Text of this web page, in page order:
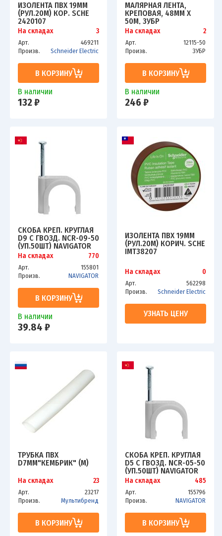
ИЗОЛЕНТА ПВХ 19ММ
(РУЛ.20М) КОР. SCHE
2420107
На складах 3
Арт.
469211
Произв.
Schneider Electric
В КОРЗИНУ
В наличии
132 ₽
МАЛЯРНАЯ ЛЕНТА,
КРЕПОВАЯ, 48ММ Х
50М, ЗУБР
На складах 2
Арт.
12115-50
Произв.
ЗУБР
В КОРЗИНУ
В наличии
246 ₽
СКОБА КРЕП. КРУГЛАЯ
D9 С ГВОЗД. NCR-09-50
(УП.50ШТ) NAVIGATOR
4670004710708
На складах 770
Арт.
155801
Произв.
NAVIGATOR
В КОРЗИНУ
В наличии
39.84 ₽
ИЗОЛЕНТА ПВХ 19ММ
(РУЛ.20М) КОРИЧ. SCHE
IMT38207
На складах 0
Арт.
562298
Произв.
Schneider Electric
УЗНАТЬ ЦЕНУ
ТРУБКА ПВХ
D7ММ"КЕМБРИК" (М)
На складах 23
Арт.
23217
Произв.
Мультибренд
В КОРЗИНУ
СКОБА КРЕП. КРУГЛАЯ
D5 С ГВОЗД. NCR-05-50
(УП.50ШТ) NAVIGATOR
71066
На складах 485
Арт.
155796
Произв.
NAVIGATOR
В КОРЗИНУ